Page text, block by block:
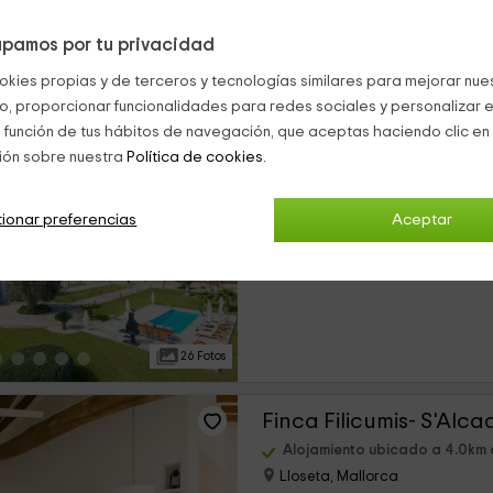
por tu privacidad
propias y de terceros y tecnologías similares para mejorar
proporcionar funcionalidades para redes sociales y personalizar
de tus hábitos de navegación, que aceptas haciendo clic
sobre nuestra Política de cookies.
Aceptar
preferencias
26 Fotos
Ses Rentadores
0 opiniones
Finca Filicumis-
Alojamiento ubicado a 4.0km
Lloseta, Mallorca